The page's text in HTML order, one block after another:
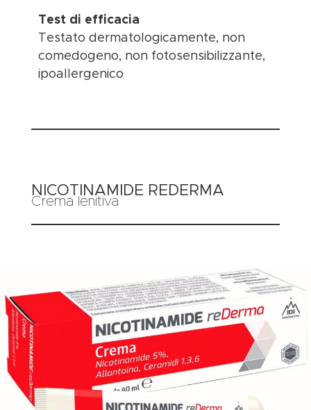
Test di efficacia
Testato dermatologicamente, non
comedogeno, non fotosensibilizzante,
ipoallergenico
NICOTINAMIDE REDERMA
Crema lenitiva